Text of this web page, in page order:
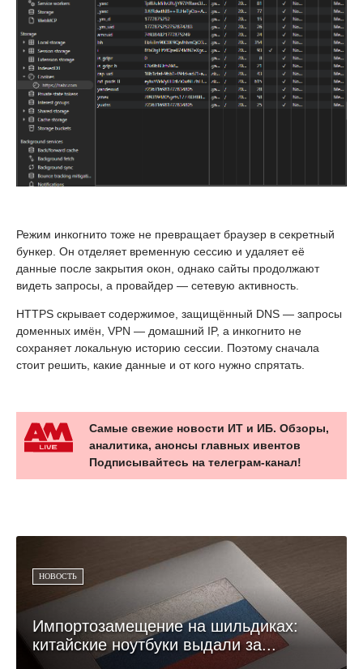
Режим инкогнито тоже не превращает браузер в секретный
бункер. Он отделяет временную сессию и удаляет её
данные после закрытия окон, однако сайты продолжают
видеть запросы, а провайдер — сетевую активность.
HTTPS скрывает содержимое, защищённый DNS — запросы
доменных имён, VPN — домашний IP, а инкогнито не
сохраняет локальную историю сессии. Поэтому сначала
стоит решить, какие данные и от кого нужно спрятать.
Самые свежие новости ИТ и ИБ. Обзоры,
аналитика, анонсы главных ивентов
Подписывайтесь на телеграм-канал!
НОВОСТЬ
Импортозамещение на шильдиках:
китайские ноутбуки выдали за...